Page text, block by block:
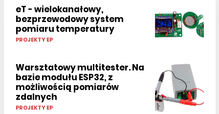
eT - wielokanałowy,
bezprzewodowy system
pomiaru temperatury
PROJEKTY EP
Warsztatowy multitester. Na
bazie modułu ESP32, z
możliwością pomiarów
zdalnych
PROJEKTY EP